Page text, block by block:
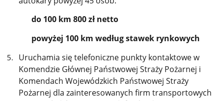
do 100 km 800 zł netto
powyżej 100 kmwedług stawek rynkowych
Uruchamia się telefoniczne punkty kontaktowe w
Komendzie Głównej Państwowej Straży Pożarnej i
Komendach Wojewódzkich Państwowej Straży
Pożarnej dla zainteresowanych firm transportowych